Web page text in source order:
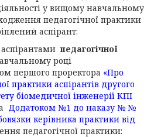
у вищому навчальному
педагогічної практики
аспірант:
педагогічної
році
першого проректора «Про
практики аспірантів другого
біомедичної інженерії КПІ
Додатоком №1 до наказу № №
керівника практики від
педагогічної практики: